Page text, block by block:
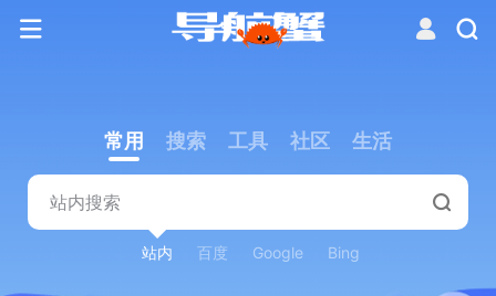
常用 搜索 工具 社区 生活
站内 百度 Google Bing